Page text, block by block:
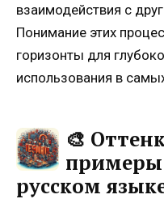
взаимодействия с
Понимание этих
горизонты для
использования в
🎨
примеры
русском